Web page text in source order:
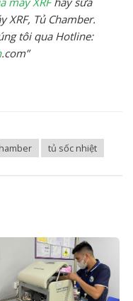
XRF, Tủ Chamber.
tôi qua Hotline:
.com”
tủ sốc nhiệt